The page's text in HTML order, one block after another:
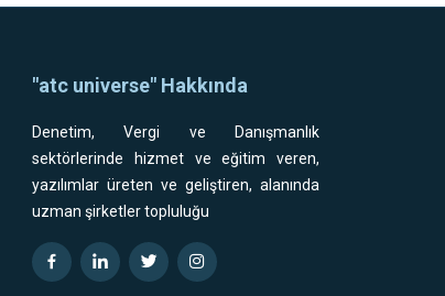
"atc universe" Hakkında
Denetim, Vergi ve Danışmanlık
sektörlerinde hizmet ve eğitim veren,
yazılımlar üreten ve geliştiren, alanında
uzman şirketler topluluğu